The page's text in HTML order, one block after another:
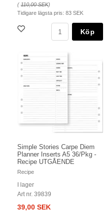
(110,00 SEK)
Tidigare lägsta pris: 83 SEK
Köp
Simple Stories Carpe Diem
Planner Inserts A5 36/Pkg -
Recipe UTGÅENDE
Recipe
I lager
Art nr. 39839
39,00 SEK